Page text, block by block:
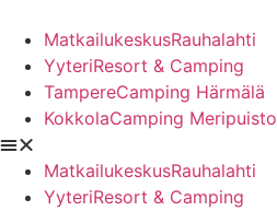
sisältöönMatkailukeskusRauhalahti
YyteriResort & Camping
TampereCamping Härmälä
KokkolaCamping Meripuisto
MatkailukeskusRauhalahti
YyteriResort & Camping